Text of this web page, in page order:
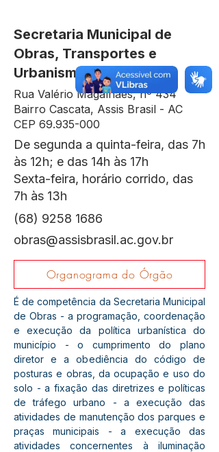
Secretaria Municipal de
Obras, Transportes e
Urbanismo
Rua Valério Magalhães, nº 434
Bairro Cascata, Assis Brasil - AC
CEP 69.935-000
De segunda a quinta-feira, das 7h
às 12h; e das 14h às 17h
Sexta-feira, horário corrido, das
7h às 13h
(68) 9258 1686
obras@assisbrasil.ac.gov.br
Organograma do Órgão
É de competência da Secretaria Municipal
de Obras - a programação, coordenação
e execução da política urbanística do
município - o cumprimento do plano
diretor e a obediência do código de
posturas e obras, da ocupação e uso do
solo - a fixação das diretrizes e políticas
de tráfego urbano - a execução das
atividades de manutenção dos parques e
praças municipais - a execução das
atividades concernentes à iluminação